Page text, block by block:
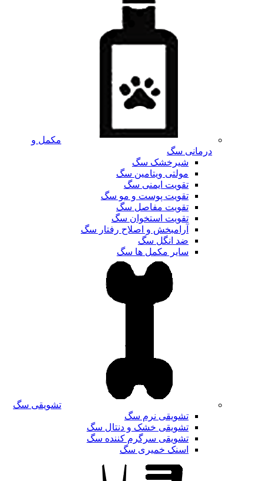
مکمل و
درمانی سگ
شیرخشک سگ
مولتی ویتامین سگ
تقویت ایمنی سگ
تقویت پوست و مو سگ
تقویت مفاصل سگ
تقویت استخوان سگ
آرامبخش و اصلاح رفتار سگ
ضد انگل سگ
سایر مکمل ها سگ
تشویقی سگ
تشویقی نرم سگ
تشویقی خشک و دنتال سگ
تشویقی سرگرم کننده سگ
اسنک خمیری سگ